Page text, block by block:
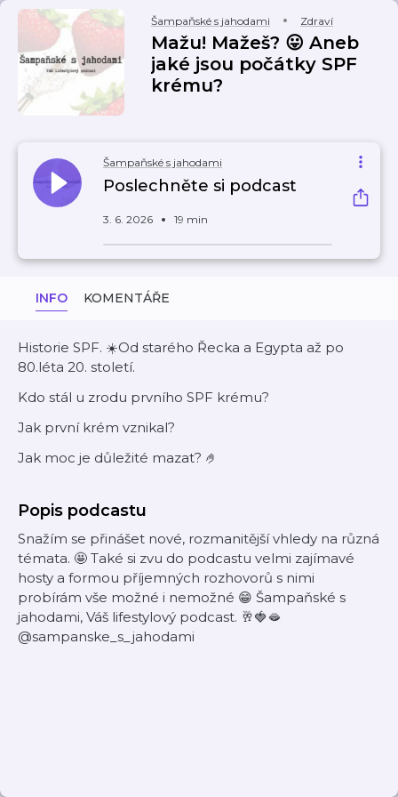
Šampaňské s jahodami Zdraví
Mažu! Mažeš? 😛 Aneb
jaké jsou počátky SPF
krému?
Šampaňské s jahodami
Poslechněte si podcast
3. 6. 2026 19 min
INFO KOMENTÁŘE
Historie SPF. ☀️Od starého Řecka a Egypta až po
80.léta 20. století.
Kdo stál u zrodu prvního SPF krému?
Jak první krém vznikal?
Jak moc je důležité mazat? 🤌
Popis podcastu
Snažím se přinášet nové, rozmanitější vhledy na různá
témata. 🤩 Také si zvu do podcastu velmi zajímavé
hosty a formou příjemných rozhovorů s nimi
probírám vše možné i nemožné 😁 Šampaňské s
jahodami, Váš lifestylový podcast. 🥂🍓🫦
@sampanske_s_jahodami